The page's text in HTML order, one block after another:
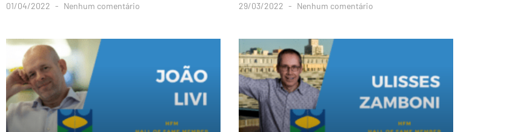
01/04/2022 Nenhum comentário 29/03/2022 Nenhum comentário